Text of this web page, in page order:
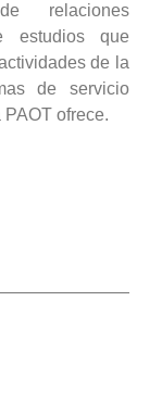
relaciones
estudios que
de la
de servicio
ofrece.